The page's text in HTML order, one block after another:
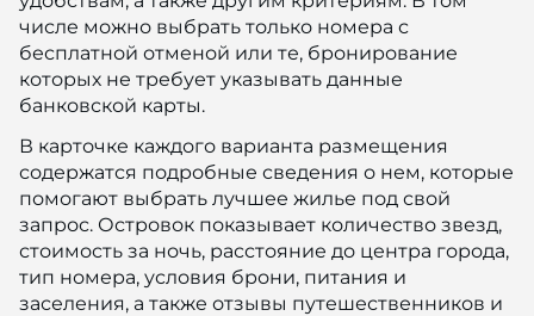
числе можно выбрать только номера с
бесплатной отменой или те, бронирование
которых не требует указывать данные
банковской карты.
В карточке каждого варианта размещения
содержатся подробные сведения о нем, которые
помогают выбрать лучшее жилье под свой
запрос. Островок показывает количество звезд,
стоимость за ночь, расстояние до центра города,
тип номера, условия брони, питания и
заселения, а также отзывы путешественников и